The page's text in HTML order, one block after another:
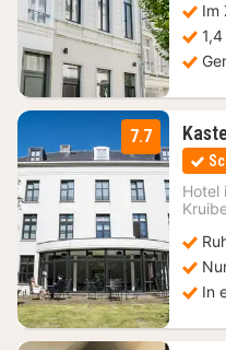
Im
7.7
Hotel
In